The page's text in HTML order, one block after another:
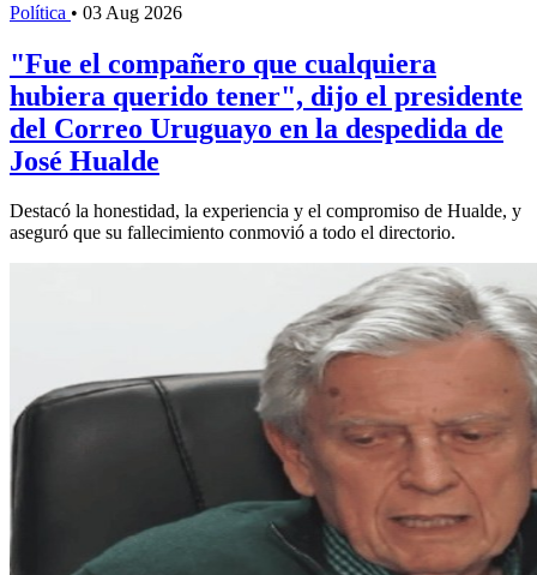
Política • 03 Aug 2026
"Fue el compañero que cualquiera
hubiera querido tener", dijo el presidente
del Correo Uruguayo en la despedida de
José Hualde
Destacó la honestidad, la experiencia y el compromiso de Hualde, y
aseguró que su fallecimiento conmovió a todo el directorio.